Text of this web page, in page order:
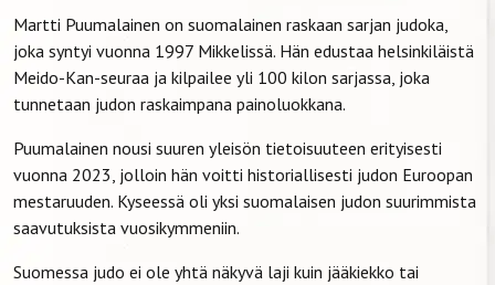
Martti Puumalainen on suomalainen raskaan sarjan judoka,
joka syntyi vuonna 1997 Mikkelissä. Hän edustaa helsinkiläistä
Meido-Kan-seuraa ja kilpailee yli 100 kilon sarjassa, joka
tunnetaan judon raskaimpana painoluokkana.
Puumalainen nousi suuren yleisön tietoisuuteen erityisesti
vuonna 2023, jolloin hän voitti historiallisesti judon Euroopan
mestaruuden. Kyseessä oli yksi suomalaisen judon suurimmista
saavutuksista vuosikymmeniin.
Suomessa judo ei ole yhtä näkyvä laji kuin jääkiekko tai